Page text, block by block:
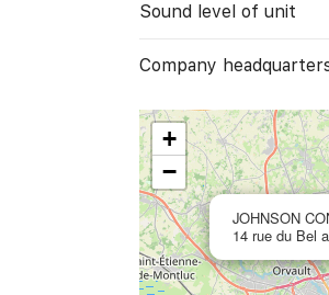
Sound level of unit
Company
JOHNSON
14 rue du Bel
+
−